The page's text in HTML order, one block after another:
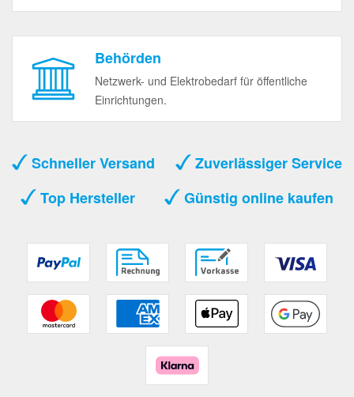
Behörden
Netzwerk- und Elektrobedarf für öffentliche
Einrichtungen.
Schneller Versand
Zuverlässiger Service
Top Hersteller
Günstig online kaufen